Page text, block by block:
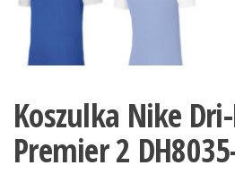
Koszulka Nike
Premier 2